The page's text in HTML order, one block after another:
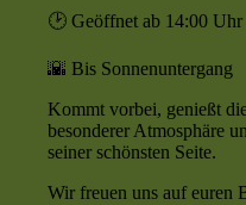
🕑 Geöffnet ab 14:00 Uhr
🌇 Bis Sonnenuntergang
Kommt vorbei, genießt
besonderer Atmosphäre
seiner schönsten Seite.
Wir freuen uns auf euren